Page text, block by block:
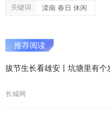
关键词 滦南 春日 休闲
推荐阅读
拔节生长看雄安丨坑塘里有个
长城网